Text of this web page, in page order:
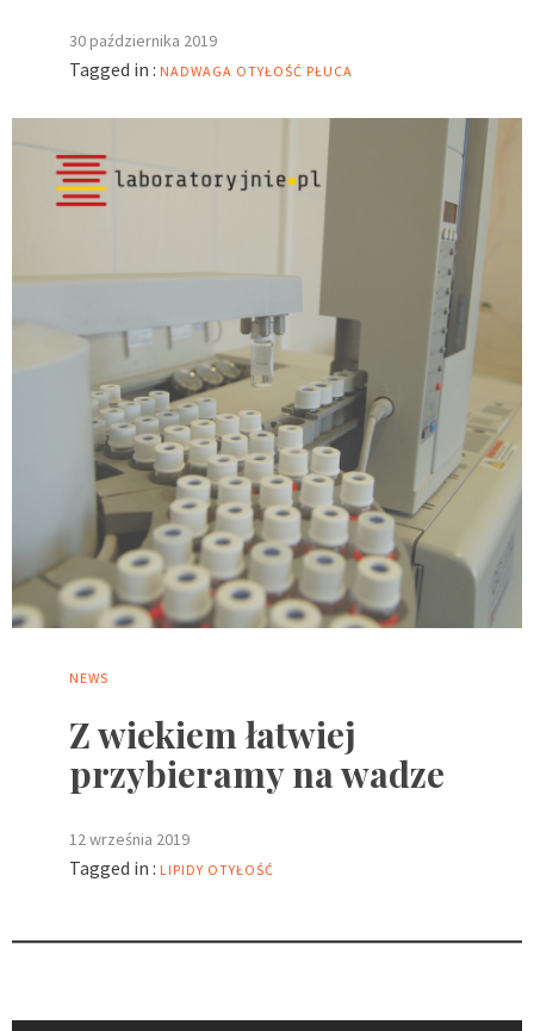
30 października 2019
Tagged in : NADWAGA OTYŁOŚĆ PŁUCA
NEWS
Z wiekiem łatwiej
przybieramy na wadze
12 września 2019
Tagged in : LIPIDY OTYŁOŚĆ